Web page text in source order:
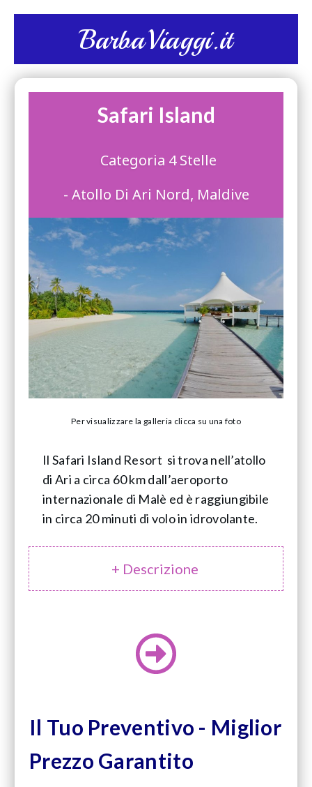
BarbaViaggi.it
Safari Island
Categoria 4 Stelle
- Atollo Di Ari Nord, Maldive
Per visualizzare la galleria clicca su una foto
Il Safari Island Resort si trova nell’atollo
di Ari a circa 60 km dall’aeroporto
internazionale di Malè ed è raggiungibile
in circa 20 minuti di volo in idrovolante.
+ Descrizione
Il Tuo Preventivo - Miglior
Prezzo Garantito